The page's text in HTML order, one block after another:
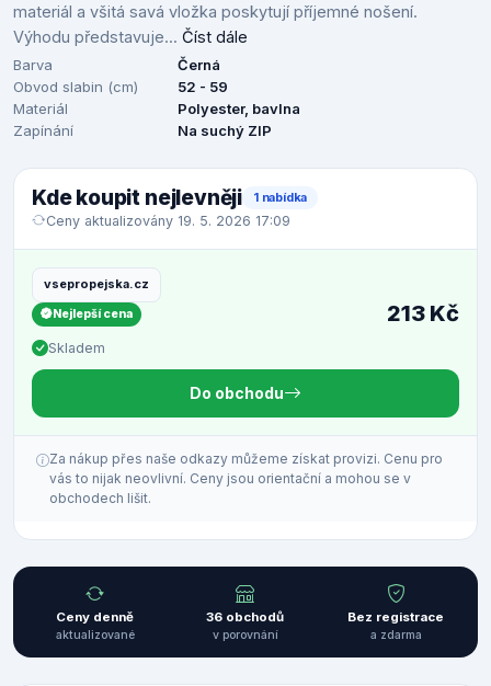
materiál a všitá savá vložka poskytují příjemné nošení.
Výhodu představuje... Číst dále
Barva
Černá
Obvod slabin (cm)
52 - 59
Materiál
Polyester, bavlna
Zapínání
Na suchý ZIP
Kde koupit nejlevněji 1 nabídka
Ceny aktualizovány 19. 5. 2026 17:09
vsepropejska.cz
Nejlepší cena
Skladem
213 Kč
Do obchodu
Za nákup přes naše odkazy můžeme získat provizi. Cenu pro
vás to nijak neovlivní. Ceny jsou orientační a mohou se v
obchodech lišit.
Ceny denně
aktualizované
36 obchodů
v porovnání
Bez registrace
a zdarma